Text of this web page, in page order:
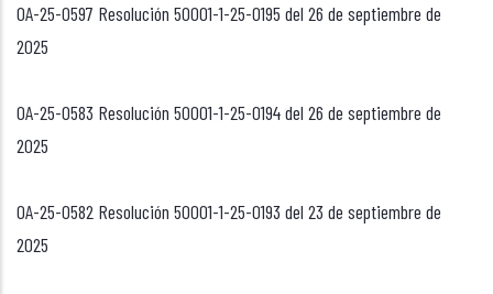
OA-25-0597 Resolución 50001-1-25-0195 del 26 de septiembre de
2025
OA-25-0583 Resolución 50001-1-25-0194 del 26 de septiembre de
2025
OA-25-0582 Resolución 50001-1-25-0193 del 23 de septiembre de
2025